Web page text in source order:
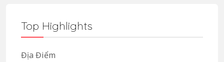
Top Highlights
Địa Điểm